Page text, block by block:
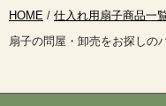
HOME / 仕入れ用扇子商品一
扇子の問屋・卸売をお探しの